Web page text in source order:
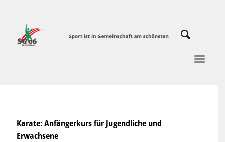
Karate: Anfängerkurs für Jugendliche und
Erwachsene